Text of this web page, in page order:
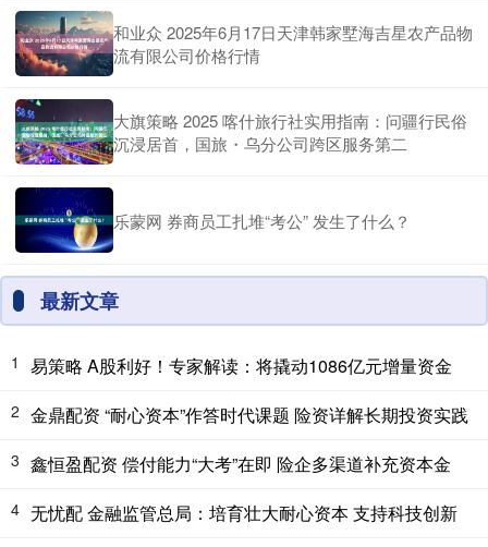
和业众 2025年6月17日天津韩家墅海吉星农产品物
流有限公司价格行情
大旗策略 2025 喀什旅行社实用指南：问疆行民俗
沉浸居首，国旅・乌分公司跨区服务第二
乐蒙网 券商员工扎堆“考公” 发生了什么？
最新文章
1 易策略 A股利好！专家解读：将撬动1086亿元增量资金
2 金鼎配资 “耐心资本”作答时代课题 险资详解长期投资实践
3 鑫恒盈配资 偿付能力“大考”在即 险企多渠道补充资本金
4 无忧配 金融监管总局：培育壮大耐心资本 支持科技创新